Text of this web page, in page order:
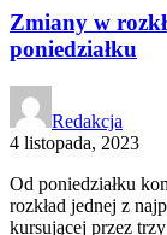
Zmiany w
poniedziałku
Redakcja
4 listopada, 2023
Od poniedziałku
rozkład jednej z
kursującej przez